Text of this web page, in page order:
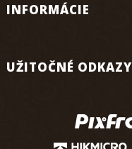
INFORMÁCIE
UŽITOČNÉ ODKAZY